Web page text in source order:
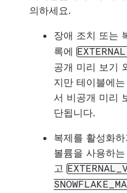
의하세요.
장애 조치 또는
록에 EXTERNAL
공개 미리 보기
지만 테이블에
서 비공개 미리
단됩니다.
복제를 활성화
볼륨을 사용하
고